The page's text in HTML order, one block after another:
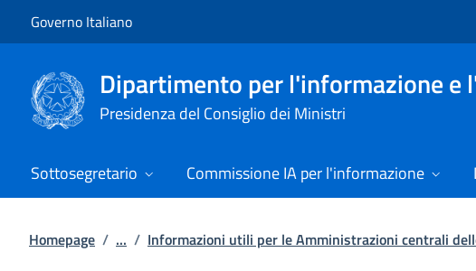
Governo Italiano
Dipartimento per l'informazione e
Presidenza del Consiglio dei Ministri
Sottosegretario Commissione IA per l'informazione
Homepage / ... / Informazioni utili per le Amministrazioni centrali